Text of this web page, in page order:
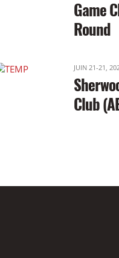
Game
Round
JUIN 21-21,
Club